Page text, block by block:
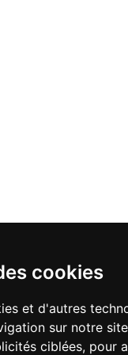
cookies
et d'autres
sur notre
ciblées, pour